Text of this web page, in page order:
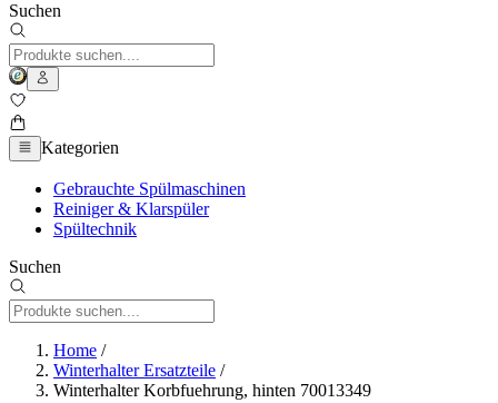
Suchen
Kategorien
Gebrauchte Spülmaschinen
Reiniger & Klarspüler
Spültechnik
Suchen
Home /
Winterhalter Ersatzteile /
Winterhalter Korbfuehrung, hinten 70013349